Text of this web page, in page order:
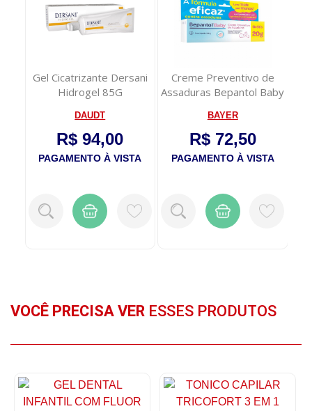
Gel Cicatrizante Dersani
Hidrogel 85G
DAUDT
R$ 94,00
PAGAMENTO À VISTA
Creme Preventivo de
Assaduras Bepantol Baby
BAYER
R$ 72,50
PAGAMENTO À VISTA
VOCÊ PRECISA VER ESSES PRODUTOS